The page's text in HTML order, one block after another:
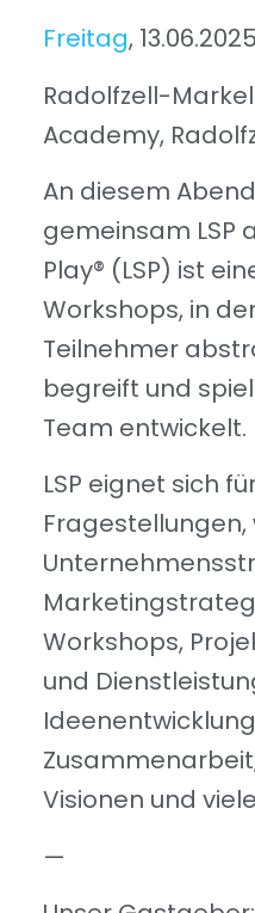
Freitag,
Radolfzell-
Academy,
An diesem
gemeinsam LSP
Play® (LSP) ist
Workshops, in
Teilnehmer
begreift und
Team entwickelt.
LSP eignet sich
Fragestellungen,
Workshops,
und
Visionen und
—